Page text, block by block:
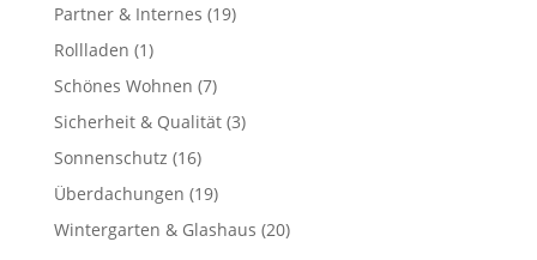
Partner & Internes (19)
Rollladen (1)
Schönes Wohnen (7)
Sicherheit & Qualität(3)
Sonnenschutz (16)
Überdachungen (19)
Wintergarten & Glashaus (20)